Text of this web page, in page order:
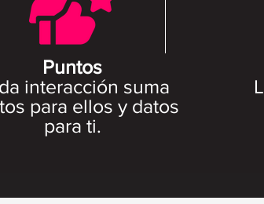
Puntos
interacción suma
para ellos y datos
para ti.